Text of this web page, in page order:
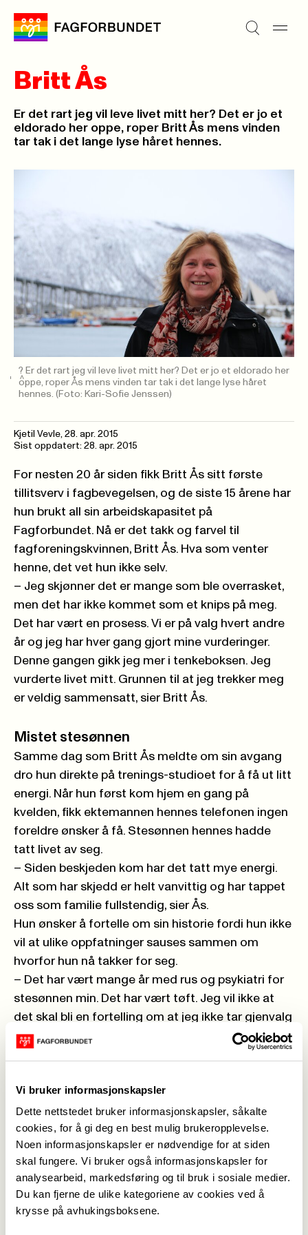
Vi bruker informasjonskapsler
Dette nettstedet bruker informasjonskapsler, såkalte
cookies, for å gi deg en best mulig brukeropplevelse.
Noen informasjonskapsler er nødvendige for at siden
skal fungere. Vi bruker også informasjonskapsler for
analysearbeid, markedsføring og til bruk i sosiale medier.
Du kan fjerne de ulike kategoriene av cookies ved å
krysse på avhukingsboksene.
Britt Ås
Er det rart jeg vil leve livet mitt her? Det er jo et
eldorado her oppe, roper Britt Ås mens vinden
tar tak i det lange lyse håret hennes.
? Er det rart jeg vil leve livet mitt her? Det er jo et eldorado her
oppe, roper Ås mens vinden tar tak i det lange lyse håret
hennes. (Foto: Kari-Sofie Jenssen)
Kjetil Vevle, 28. apr. 2015
Sist oppdatert: 28. apr. 2015
For nesten 20 år siden fikk Britt Ås sitt første
tillitsverv i fagbevegelsen, og de siste 15 årene har
hun brukt all sin arbeidskapasitet på
Fagforbundet. Nå er det takk og farvel til
fagforeningskvinnen, Britt Ås. Hva som venter
henne, det vet hun ikke selv.
– Jeg skjønner det er mange som ble overrasket,
men det har ikke kommet som et knips på meg.
Det har vært en prosess. Vi er på valg hvert andre
år og jeg har hver gang gjort mine vurderinger.
Denne gangen gikk jeg mer i tenkeboksen. Jeg
vurderte livet mitt. Grunnen til at jeg trekker meg
er veldig sammensatt, sier Britt Ås.
Mistet stesønnen
Samme dag som Britt Ås meldte om sin avgang
dro hun direkte på trenings-studioet for å få ut litt
energi. Når hun først kom hjem en gang på
kvelden, fikk ektemannen hennes telefonen ingen
foreldre ønsker å få. Stesønnen hennes hadde
tatt livet av seg.
– Siden beskjeden kom har det tatt mye energi.
Alt som har skjedd er helt vanvittig og har tappet
oss som familie fullstendig, sier Ås.
Hun ønsker å fortelle om sin historie fordi hun ikke
vil at ulike oppfatninger sauses sammen om
hvorfor hun nå takker for seg.
– Det har vært mange år med rus og psykiatri for
stesønnen min. Det har vært tøft. Jeg vil ikke at
det skal bli en fortelling om at jeg ikke tar gjenvalg
på grunn av denne tragiske hendelsen. Jeg tror
ikke at noen kan sette seg inn i det som skjer når
som har barn kan sette seg inn i den vanvittige
tanken det ville være dersom noe skjedde barna
og man mistet dem. Når ungen din velger å ta livet
sitt, så sitter man igjen med så mange ubesvarte
spørsmål. Det er et helvete med spørsmål.
Blir stolt av Fagforbundet